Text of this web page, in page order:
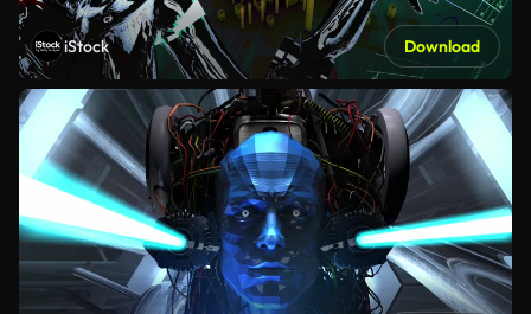
iStock Download